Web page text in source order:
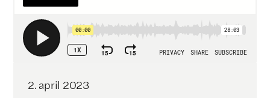
2. april 2023